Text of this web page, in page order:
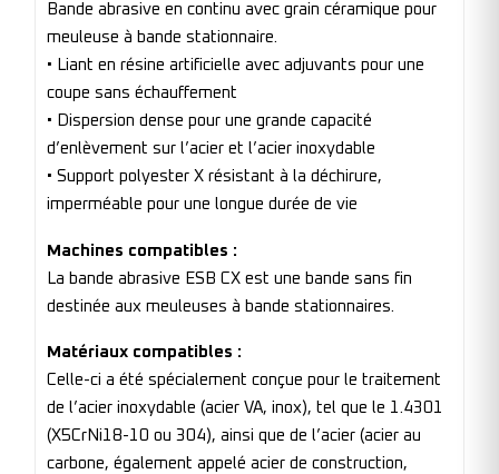
Bande abrasive en continu avec grain céramique pour
meuleuse à bande stationnaire.
• Liant en résine artificielle avec adjuvants pour une
coupe sans échauffement
• Dispersion dense pour une grande capacité
d’enlèvement sur l’acier et l’acier inoxydable
• Support polyester X résistant à la déchirure,
imperméable pour une longue durée de vie
Machines compatibles :
La bande abrasive ESB CX est une bande sans fin
destinée aux meuleuses à bande stationnaires.
Matériaux compatibles :
Celle-ci a été spécialement conçue pour le traitement
de l’acier inoxydable (acier VA, inox), tel que le 1.4301
(X5CrNi18-10 ou 304), ainsi que de l’acier (acier au
carbone, également appelé acier de construction,